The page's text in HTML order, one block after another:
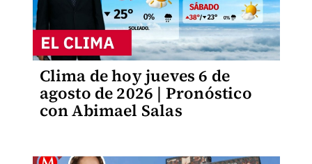
Clima de hoy jueves 6 de
agosto de 2026 | Pronóstico
con Abimael Salas